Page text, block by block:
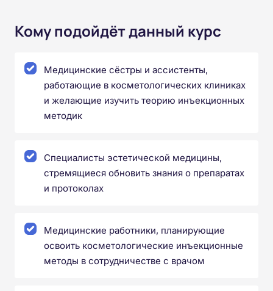
Кому подойдёт данный курс
Медицинские сёстры и ассистенты,
работающие в косметологических клиниках
и желающие изучить теорию инъекционных
методик
Специалисты эстетической медицины,
стремящиеся обновить знания о препаратах
и протоколах
Медицинские работники, планирующие
освоить косметологические инъекционные
методы в сотрудничестве с врачом